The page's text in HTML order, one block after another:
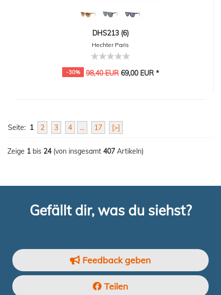
DHS213 (6)
Hechter Paris
-30% 98,40 EUR69,00 EUR *
Seite: 1 2 3 4 ... 17 [>]
Zeige 1 bis 24(von insgesamt 407 Artikeln)
Gefällt dir, was du siehst?
Feedback geben
Teilen